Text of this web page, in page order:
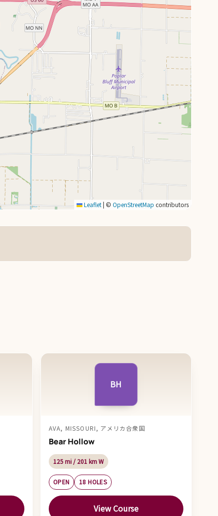
Leaflet © OpenStreetMap contributors
BH
AVA, MISSOURI, アメリカ合衆国
Bear Hollow
125 mi / 201 km W
OPEN 18 HOLES
View Course